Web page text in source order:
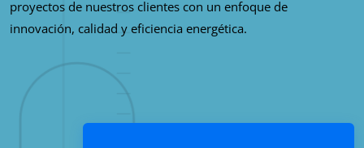
proyectos de nuestros clientes con un enfoque de
innovación, calidad y eficiencia energética.